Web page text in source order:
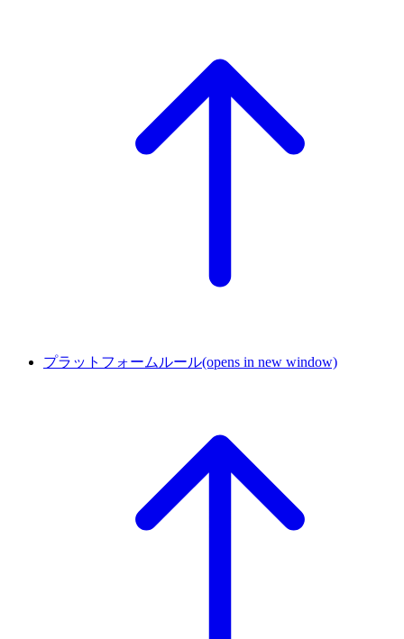
プラットフォームルール(opens in new window)